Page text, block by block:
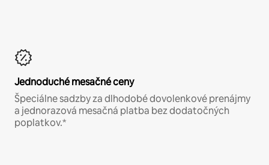
Jednoduché mesačné ceny
Špeciálne sadzby za dlhodobé dovolenkové prenájmy
a jednorazová mesačná platba bez dodatočných
poplatkov.*